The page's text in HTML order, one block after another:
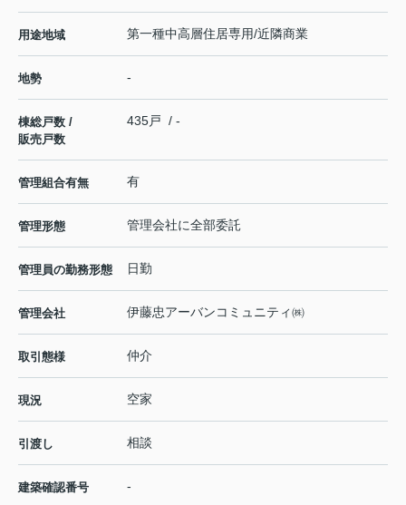
用途地域 第一種中高層住居専用/近隣商業
地勢 -
棟総戸数 /
販売戸数
435戸 / -
管理組合有無 有
管理形態 管理会社に全部委託
管理員の勤務形態 日勤
管理会社 伊藤忠アーバンコミュニティ㈱
取引態様 仲介
現況 空家
引渡し 相談
建築確認番号 -